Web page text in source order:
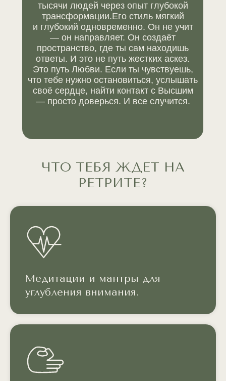
тысячи людей через опыт глубокой
трансформации.Его стиль мягкий
и глубокий одновременно. Он не учит
— он направляет. Он создаёт
пространство, где ты сам находишь
ответы. И это не путь жестких аскез.
Это путь Любви. Если ты чувствуешь,
что тебе нужно остановиться, услышать
своё сердце, найти контакт с Высшим
— просто доверься. И все случится.
ЧТО ТЕБЯ ЖДЕТ НА
РЕТРИТЕ?
Медитации и мантры для
углубления внимания.